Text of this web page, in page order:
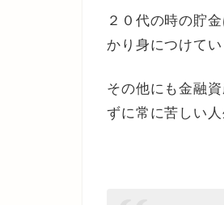
２０代の時の貯
かり身につけて
その他にも金融
ずに常に苦しい人